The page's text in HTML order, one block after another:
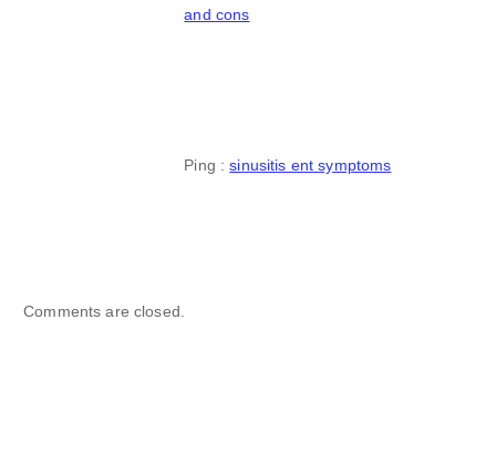
and cons
Ping :sinusitis ent symptoms
Comments are closed.